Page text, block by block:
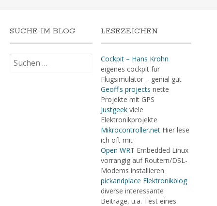
SUCHE IM BLOG
nach:
LESEZEICHEN
Cockpit – Hans Krohn
eigenes cockpit für
Flugsimulator – genial gut
Geoff's projects nette
Projekte mit GPS
Justgeekviele
Elektronikprojekte
Mikrocontroller.netHier lese
ich oft mit
Open WRT Embedded Linux
vorrangig auf Routern/DSL-
Modems installieren
pickandplace Elektronikblog
diverse interessante
Beiträge, u.a. Test eines